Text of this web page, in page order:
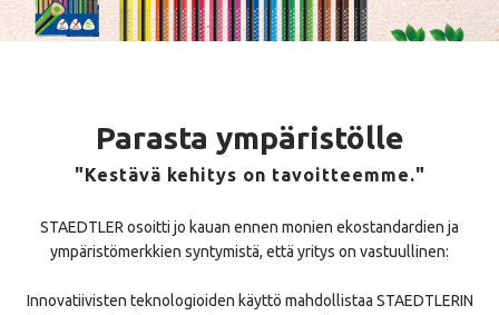
Parasta ympäristölle
"Kestävä kehitys on tavoitteemme."
STAEDTLER osoitti jo kauan ennen monien ekostandardien ja
ympäristömerkkien syntymistä, että yritys on vastuullinen:
Innovatiivisten teknologioiden käyttö mahdollistaa STAEDTLERIN